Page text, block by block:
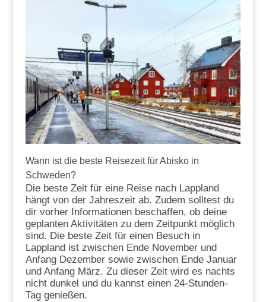
Wann ist die beste Reisezeit für Abisko in
Schweden?
Die beste Zeit für eine Reise nach Lappland
hängt von der Jahreszeit ab. Zudem solltest du
dir vorher Informationen beschaffen, ob deine
geplanten Aktivitäten zu dem Zeitpunkt möglich
sind. Die beste Zeit für einen Besuch in
Lappland ist zwischen Ende November und
Anfang Dezember sowie zwischen Ende Januar
und Anfang März. Zu dieser Zeit wird es nachts
nicht dunkel und du kannst einen 24-Stunden-
Tag genießen.